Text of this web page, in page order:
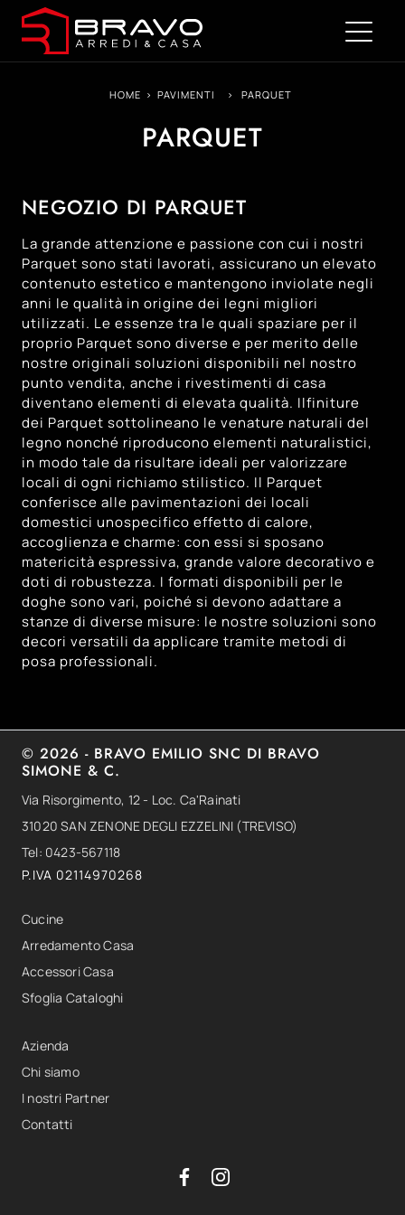
HOME > PAVIMENTI > PARQUET
PARQUET
NEGOZIO DI PARQUET
La grande attenzione e passione con cui i nostri
Parquet sono stati lavorati, assicurano un elevato
contenuto estetico e mantengono inviolate negli
anni le qualità in origine dei legni migliori
utilizzati. Le essenze tra le quali spaziare per il
proprio Parquet sono diverse e per merito delle
nostre originali soluzioni disponibili nel nostro
punto vendita, anche i rivestimenti di casa
diventano elementi di elevata qualità. Ilfiniture
dei Parquet sottolineano le venature naturali del
legno nonché riproducono elementi naturalistici,
in modo tale da risultare ideali per valorizzare
locali di ogni richiamo stilistico. Il Parquet
conferisce alle pavimentazioni dei locali
domestici unospecifico effetto di calore,
accoglienza e charme: con essi si sposano
matericità espressiva, grande valore decorativo e
doti di robustezza. I formati disponibili per le
doghe sono vari, poiché si devono adattare a
stanze di diverse misure: le nostre soluzioni sono
decori versatili da applicare tramite metodi di
posa professionali.
© 2026 - BRAVO EMILIO SNC DI BRAVO
SIMONE & C.
Via Risorgimento, 12 - Loc. Ca'Rainati
31020 SAN ZENONE DEGLI EZZELINI (TREVISO)
Tel: 0423-567118
P.IVA 02114970268
Cucine
Arredamento Casa
Accessori Casa
Sfoglia Cataloghi
Azienda
Chi siamo
I nostri Partner
Contatti